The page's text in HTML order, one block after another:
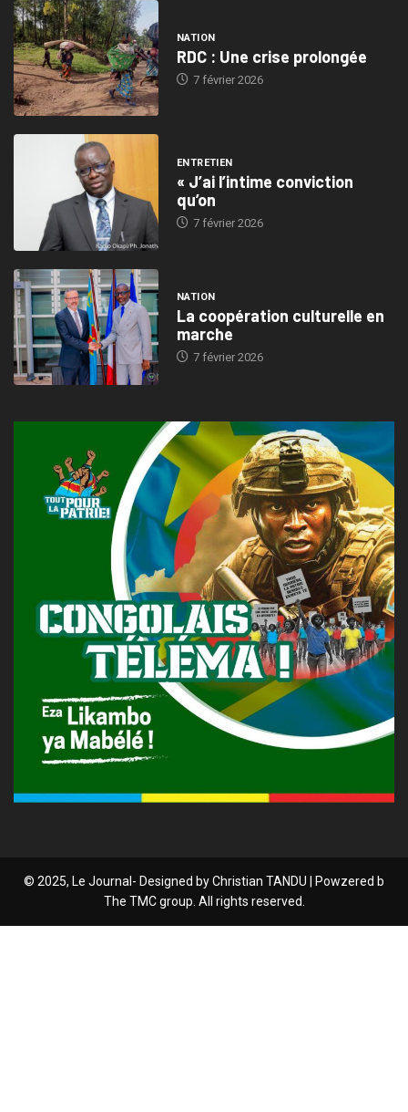
NATION
RDC : Une crise prolongée
7 février 2026
ENTRETIEN
« J’ai l’intime conviction
qu’on
7 février 2026
NATION
La coopération culturelle en
marche
7 février 2026
© 2025, Le Journal- Designed by Christian TANDU | Powzered b
The TMC group. All rights reserved.